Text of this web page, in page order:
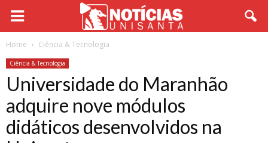
Home Ciência & Tecnologia
Ciência & Tecnologia
Universidade do Maranhão
adquire nove módulos
didáticos desenvolvidos na